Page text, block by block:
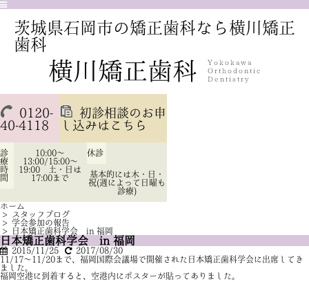
茨城県石岡市の矯正歯科なら横川矯正
歯科
0120-
40-4118
初診相談のお申
し込みはこちら
診
療
時
間
10:00～
13:00/15:00～
19:00 土・日は
17:00まで
休診
基本的には木・日・
祝(週によって日曜も
診療)
ホーム
>
スタッフブログ
> 学会参加の報告
>
日本矯正歯科学会 in 福岡
日本矯正歯科学会 in 福岡
2015/11/25
2017/08/30
11/17～11/20まで、福岡国際会議場で開催された日本矯正歯科学会に出席してき
ました。
福岡空港に到着すると、空港内にポスターが貼ってありました。